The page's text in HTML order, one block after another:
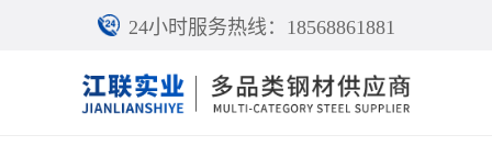
24小时服务热线：18568861881